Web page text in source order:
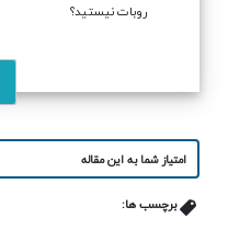
روبات نیستید؟
امتیاز شما به این مقاله
برچسب ها: